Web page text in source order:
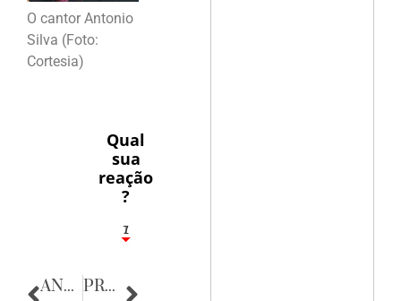
O cantor Antonio
Silva (Foto:
Cortesia)
Qual
sua
reação
?
1
7
ANTERIOR PRÓXIMA